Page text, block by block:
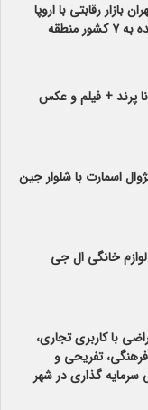
بازار رقابتی با اروپا
ایجاد کرده است / صادرکننده به ۷ کشور منطقه
پرند + فیلم و عکس
اسمارت با شلوار جین
خانگی ال جی
با کاربری تجاری،
تفریحی و
گذاری در شهر